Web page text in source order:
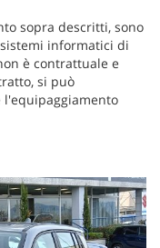
sopra descritti, sono
informatici di
è contrattuale e
si può